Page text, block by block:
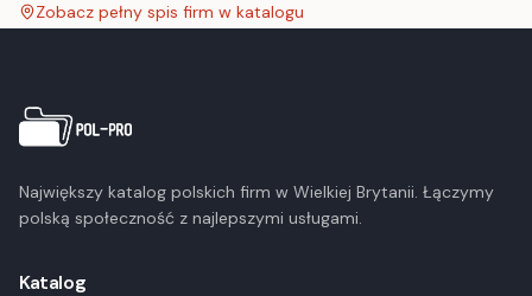
Zobacz pełny spis firm w katalogu
Największy katalog polskich firm w Wielkiej Brytanii. Łączymy
polską społeczność z najlepszymi usługami.
Katalog